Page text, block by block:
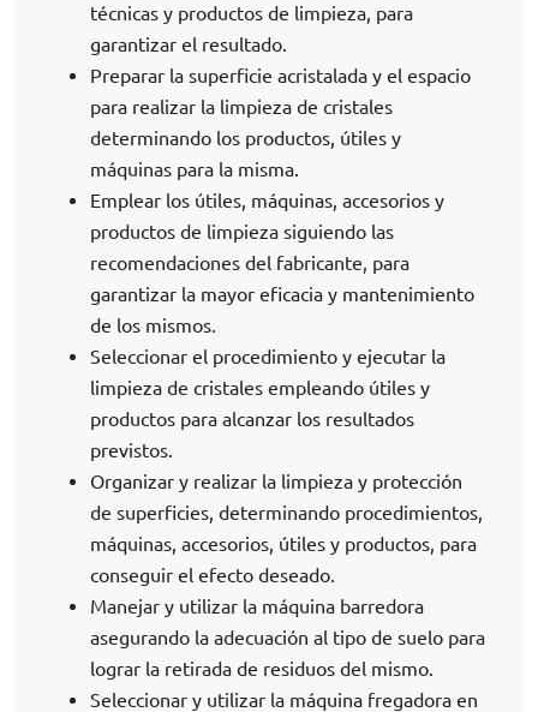
técnicas y productos de limpieza, para
garantizar el resultado.
Preparar la superficie acristalada y el espacio
para realizar la limpieza de cristales
determinando los productos, útiles y
máquinas para la misma.
Emplear los útiles, máquinas, accesorios y
productos de limpieza siguiendo las
recomendaciones del fabricante, para
garantizar la mayor eficacia y mantenimiento
de los mismos.
Seleccionar el procedimiento y ejecutar la
limpieza de cristales empleando útiles y
productos para alcanzar los resultados
previstos.
Organizar y realizar la limpieza y protección
de superficies, determinando procedimientos,
máquinas, accesorios, útiles y productos, para
conseguir el efecto deseado.
Manejar y utilizar la máquina barredora
asegurando la adecuación al tipo de suelo para
lograr la retirada de residuos del mismo.
Seleccionar y utilizar la máquina fregadora en